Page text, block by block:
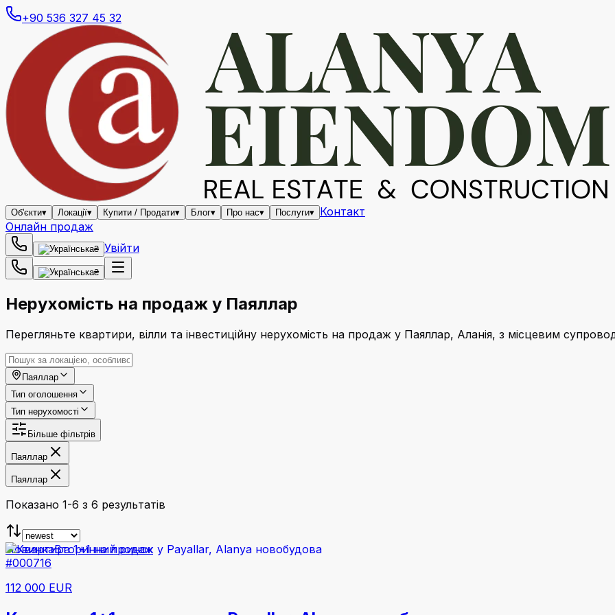
+90 536 327 45 32
Об'єкти▾ Локації▾ Купити / Продати▾ Блог▾ Про нас▾ Послуги▾ Контакт
Онлайн продаж
₴ Увійти
₴
Нерухомість на продаж у Паяллар
Перегляньте квартири, вілли та інвестиційну нерухомість на продаж у Паяллар, Аланія, з місцевим
Паяллар
Тип оголошення
Тип нерухомості
Більше фільтрів
Паяллар
Паяллар
Показано 1-6 з 6 результатів
НовинкаВторинний ринок
#000716
112 000 EUR